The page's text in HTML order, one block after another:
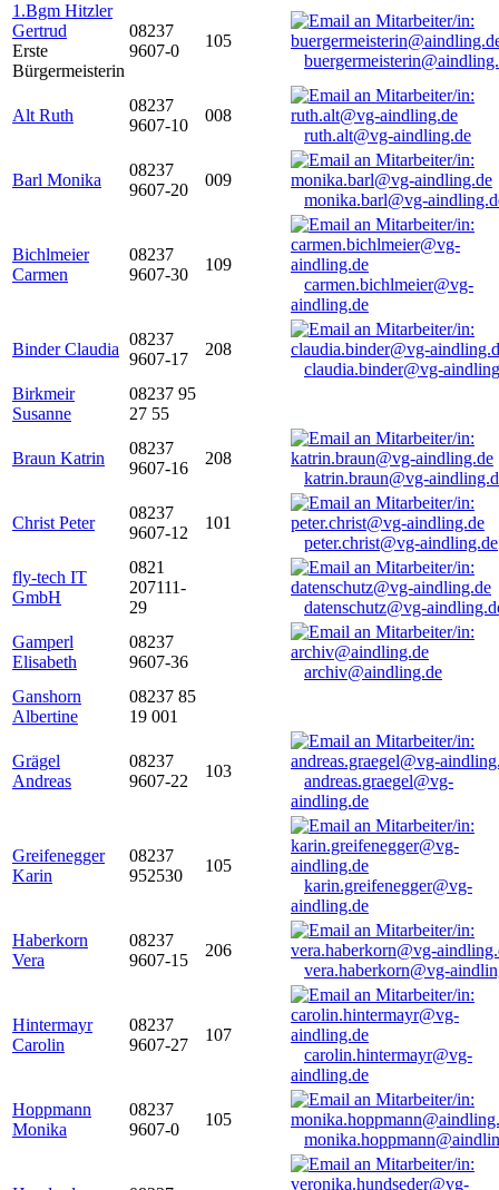
1.Bgm Hitzler
Gertrud
Erste
Bürgermeisterin
08237
9607-0
105
Alt Ruth
08237
9607-10
008
ruth.alt@vg-aindling.de
Barl Monika
08237
9607-20
009
monika.barl@vg-
Bichlmeier
Carmen
08237
9607-30
109
carmen.bichlmeier@vg-
aindling.de
Binder Claudia
08237
9607-17
208
claudia.binder@vg-
Birkmeir
Susanne
08237 95
27 55
Braun Katrin
08237
9607-16
208
katrin.braun@vg-
Christ Peter
08237
9607-12
101
peter.christ@vg-aindling.de
fly-tech IT
GmbH
0821
207111-
29
datenschutz@vg-
Gamperl
Elisabeth
08237
9607-36
archiv@aindling.de
Ganshorn
Albertine
08237 85
19 001
Grägel
Andreas
08237
9607-22
103
andreas.graegel@vg-
aindling.de
Greifenegger
Karin
08237
952530
105
karin.greifenegger@vg-
aindling.de
Haberkorn
Vera
08237
9607-15
206
vera.haberkorn@vg-
Hintermayr
Carolin
08237
9607-27
107
carolin.hintermayr@vg-
aindling.de
Hoppmann
Monika
08237
9607-0
105